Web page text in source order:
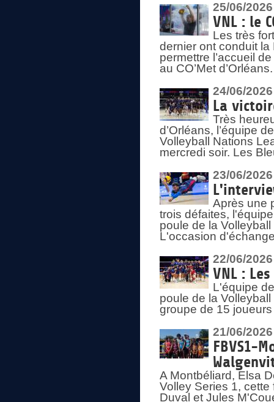
25/06/2026
VNL : le
Les très
dernier ont conduit
permettre l’accueil
au CO’Met d’Orléans.
24/06/2026
La
Très
d’Orléans, l’équipe
Volleyball Nations
mercredi soir. Les
23/06/2026
Après une
trois défaites,
poule de la
L'occasion
22/06/2026
VNL :
L'équipe
poule de la
groupe de 15
21/06/2026
FBVS1-
A Montbéliard, Elsa
Volley Series 1,
Duval et Jules